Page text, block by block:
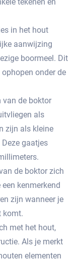
in het hout
aanwijzing
boormeel.​ Dit
onder de
van de boktor
als
zijn als kleine
gaatjes
de boktor zich
kenmerkend
zijn wanneer je
komt.​
met het hout,
Als je merkt
elementen